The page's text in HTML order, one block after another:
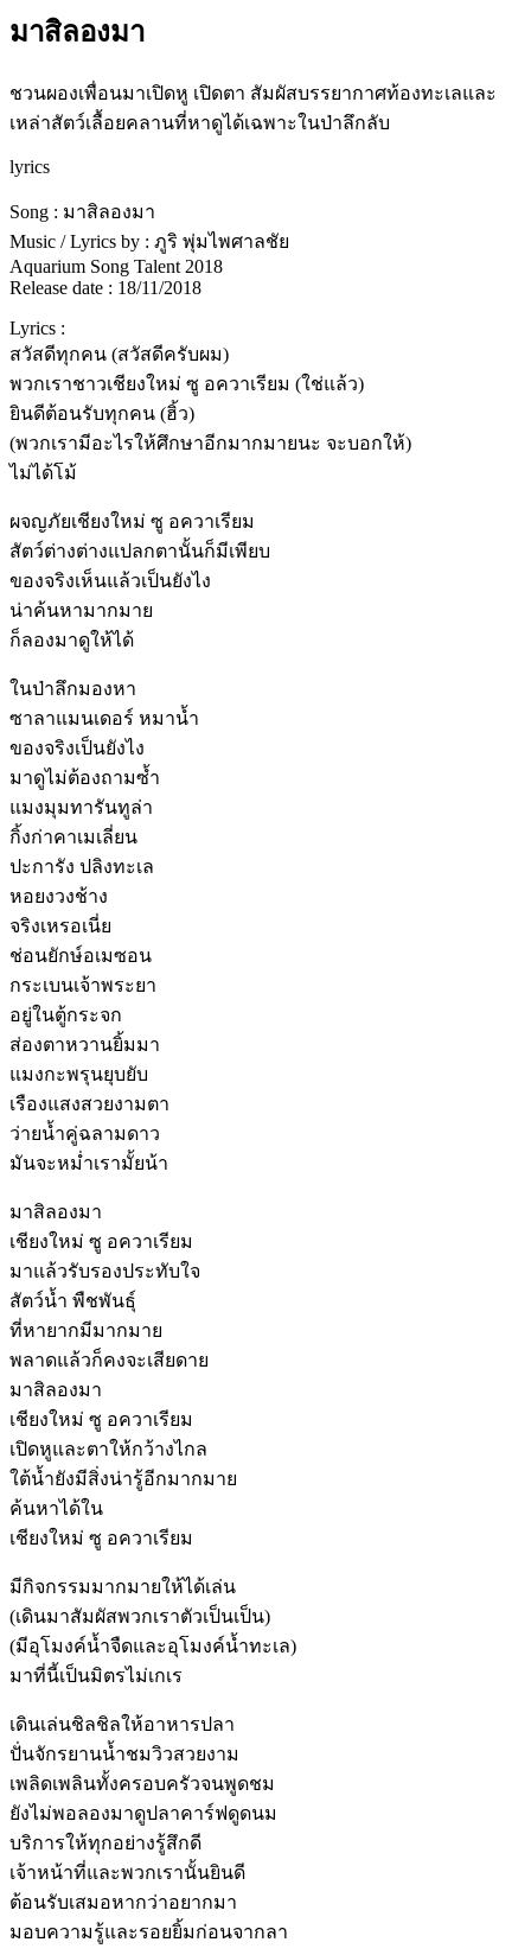
มาสิลองมา
ชวนผองเพื่อนมาเปิดหู เปิดตา สัมผัสบรรยากาศท้องทะเลและ
เหล่าสัตว์เลื้อยคลานที่หาดูได้เฉพาะในป่าลึกลับ
lyrics
Song : มาสิลองมา
Music / Lyrics by : ภูริ พุ่มไพศาลชัย
Aquarium Song Talent 2018
Release date : 18/11/2018
Lyrics :
สวัสดีทุกคน (สวัสดีครับผม)
พวกเราชาวเชียงใหม่ ซู อควาเรียม (ใช่แล้ว)
ยินดีต้อนรับทุกคน (ฮิ้ว)
(พวกเรามีอะไรให้ศึกษาอีกมากมายนะ จะบอกให้)
ไม่ได้โม้
ผจญภัยเชียงใหม่ ซู อควาเรียม
สัตว์ต่างต่างแปลกตานั้นก็มีเพียบ
ของจริงเห็นแล้วเป็นยังไง
น่าค้นหามากมาย
ก็ลองมาดูให้ได้
ในป่าลึกมองหา
ซาลาแมนเดอร์ หมาน้ำ
ของจริงเป็นยังไง
มาดูไม่ต้องถามซ้ำ
แมงมุมทารันทูล่า
กิ้งก่าคาเมเลี่ยน
ปะการัง ปลิงทะเล
หอยงวงช้าง
จริงเหรอเนี่ย
ช่อนยักษ์อเมซอน
กระเบนเจ้าพระยา
อยู่ในตู้กระจก
ส่องตาหวานยิ้มมา
แมงกะพรุนยุบยับ
เรืองแสงสวยงามตา
ว่ายน้ำคู่ฉลามดาว
มันจะหม่ำเรามั้ยน้า
มาสิลองมา
เชียงใหม่ ซู อควาเรียม
มาแล้วรับรองประทับใจ
สัตว์น้ำ พืชพันธุ์
ที่หายากมีมากมาย
พลาดแล้วก็คงจะเสียดาย
มาสิลองมา
เชียงใหม่ ซู อควาเรียม
เปิดหูและตาให้กว้างไกล
ใต้น้ำยังมีสิ่งน่ารู้อีกมากมาย
ค้นหาได้ใน
เชียงใหม่ ซู อควาเรียม
มีกิจกรรมมากมายให้ได้เล่น
(เดินมาสัมผัสพวกเราตัวเป็นเป็น)
(มีอุโมงค์น้ำจืดและอุโมงค์น้ำทะเล)
มาที่นี้เป็นมิตรไม่เกเร
เดินเล่นชิลชิลให้อาหารปลา
ปั่นจักรยานน้ำชมวิวสวยงาม
เพลิดเพลินทั้งครอบครัวจนพูดชม
ยังไม่พอลองมาดูปลาคาร์ฟดูดนม
บริการให้ทุกอย่างรู้สึกดี
เจ้าหน้าที่และพวกเรานั้นยินดี
ต้อนรับเสมอหากว่าอยากมา
มอบความรู้และรอยยิ้มก่อนจากลา